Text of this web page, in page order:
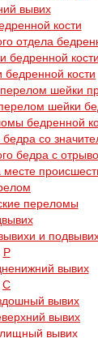
вывих
кости
отдела
бедренной кости
кости
шейки
шейки
бедренной
со
бедра с
переломы
и
Р
вывих
С
вывих
вывих
вывих